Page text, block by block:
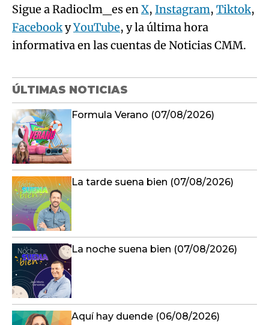
Sigue a Radioclm_es enX, Instagram, Tiktok,
FacebookyYouTube, y la última hora
informativa en las cuentas de Noticias CMM.
ÚLTIMAS NOTICIAS
Formula Verano (07/08/2026)
La tarde suena bien (07/08/2026)
La noche suena bien (07/08/2026)
Aquí hay duende (06/08/2026)